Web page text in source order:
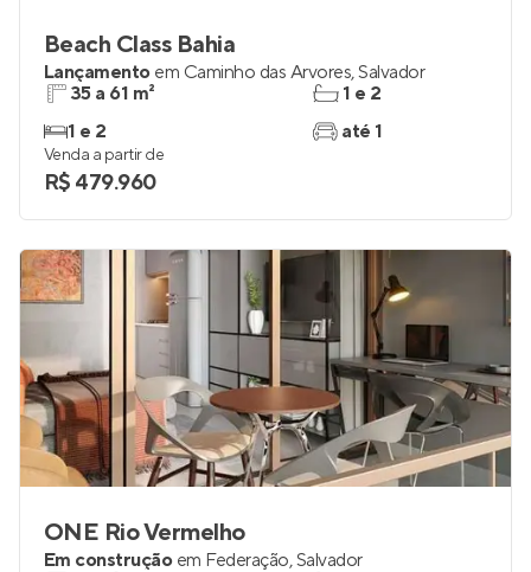
Beach Class Bahia
Lançamento em Caminho das Árvores,Salvador
35 a 61 m²
1 e 2
1 e 2
até 1
Venda a partir de
R$ 479.960
ONE Rio Vermelho
Em construção em Federação,Salvador